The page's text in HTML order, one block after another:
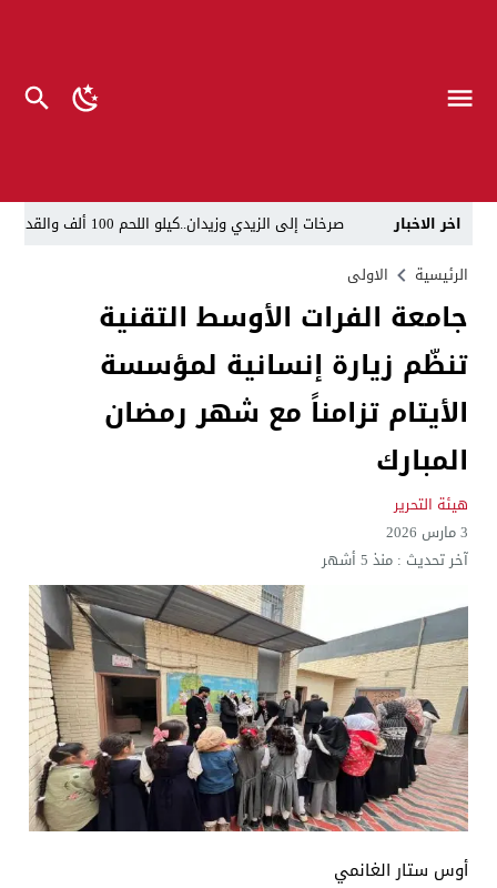
اخر الاخبار
صرخات إلى الزيدي وزيدان..كيلو اللحم 100 ألف والقداحة 5 آلاف في سجون العراق.. تظاهرة العوائل وسط بغداد
“لحين تسمية وزرائها”..الزيدي يوجه وكلاء الوزارات
مسيّرات إيرانية تستهدف مقرات حزب معارض كردي قرب
القضاء يطيح بموظفين ومعقبين في بلدية الناصرية
الإعلام والاتصالات تتوعد بإجراءات قانونية: لا وكيل
الرئيسية الاولى
جامعة الفرات الأوسط التقنية
تنظّم زيارة إنسانية لمؤسسة
الأيتام تزامناً مع شهر رمضان
المبارك
هيئة التحرير
3 مارس 2026
آخر تحديث :منذ 5 أشهر
أوس ستار الغانمي